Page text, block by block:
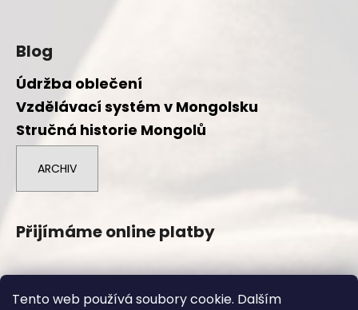
Tento web používá soubory cookie. Dalším
Blog
Údržba oblečení
Vzdělávací systém v Mongolsku
Stručná historie Mongolů
ARCHIV
Přijímáme online platby